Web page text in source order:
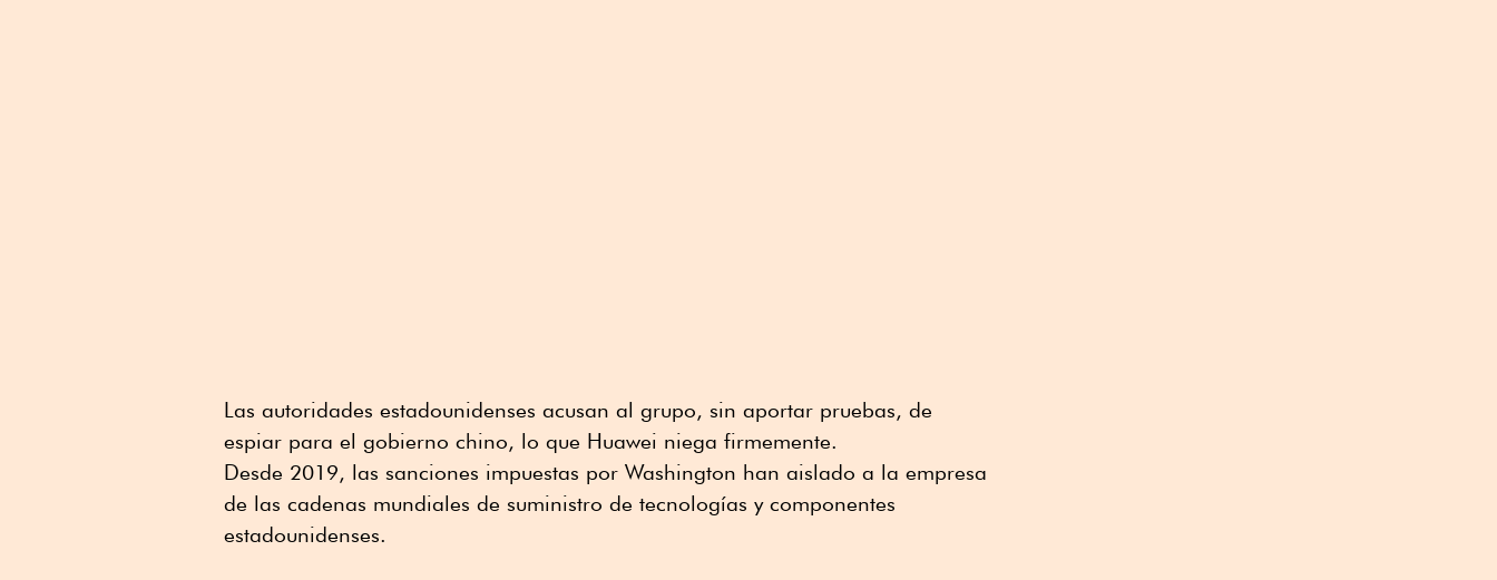
Las autoridades estadounidenses acusan al grupo, sin aportar pruebas, de
espiar para el gobierno chino, lo que Huawei niega firmemente.
Desde 2019, las sanciones impuestas por Washington han aislado a la empresa
de las cadenas mundiales de suministro de tecnologías y componentes
estadounidenses.